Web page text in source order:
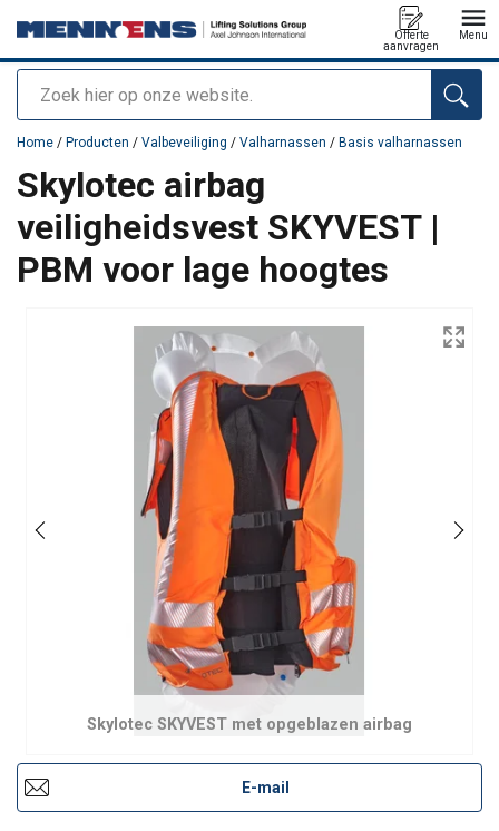
Zoeken
Offerte
aanvragen
Menu
toegevoegd aan uw offerte
Home / Producten / Valbeveiliging / Valharnassen / Basis valharnassen
Skylotec airbag
veiligheidsvest SKYVEST |
PBM voor lage hoogtes
Skylotec SKYVEST met opgeblazen airbag
E-mail